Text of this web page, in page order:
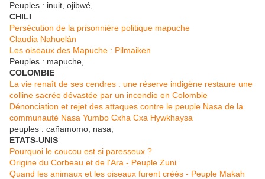
Peuples : inuit, ojibwé,
CHILI
Persécution de la prisonnière politique mapuche
Claudia Nahuelán
Les oiseaux des Mapuche : Pilmaiken
Peuples : mapuche,
COLOMBIE
La vie renaît de ses cendres : une réserve indigène restaure une
colline sacrée dévastée par un incendie en Colombie
Dénonciation et rejet des attaques contre le peuple Nasa de la
communauté Nasa Yumbo Cxha Cxa Hywkhaysa
peuples : cañamomo, nasa,
ETATS-UNIS
Pourquoi le coucou est si paresseux ?
Origine du Corbeau et de l'Ara - Peuple Zuni
Quand les animaux et les oiseaux furent créés - Peuple Makah